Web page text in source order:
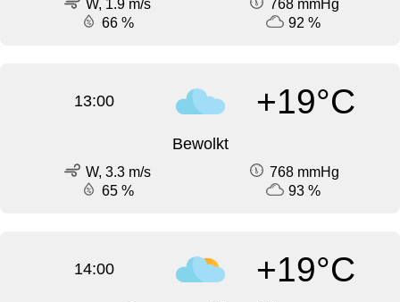
W, 1.9 m/s
768 mmHg
66 %
92 %
13:00 +19°C
Bewolkt
W, 3.3 m/s
768 mmHg
65 %
93 %
14:00 +19°C